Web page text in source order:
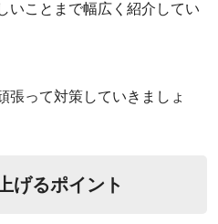
いことまで幅広く紹介してい
張って対策していきましょ
げるポイント